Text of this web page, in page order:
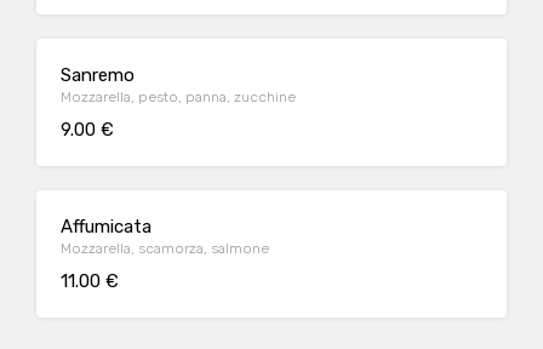
Sanremo
Mozzarella, pesto, panna, zucchine
9.00 €
Affumicata
Mozzarella, scamorza, salmone
11.00 €